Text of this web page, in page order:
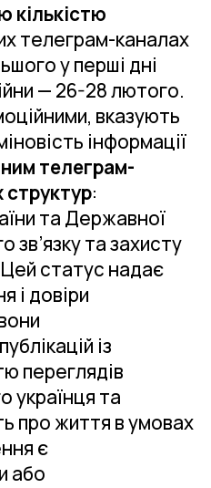
кількістю
телеграм-каналах
у перші дні
— 26-28 лютого.
вказують
інформації
телеграм-
:
та Державної
зв’язку та захисту
Цей статус надає
і довіри
із
переглядів
українця та
про життя в умовах
є
або